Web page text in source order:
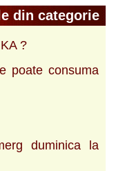
din categorie
?
poate consuma
duminica la